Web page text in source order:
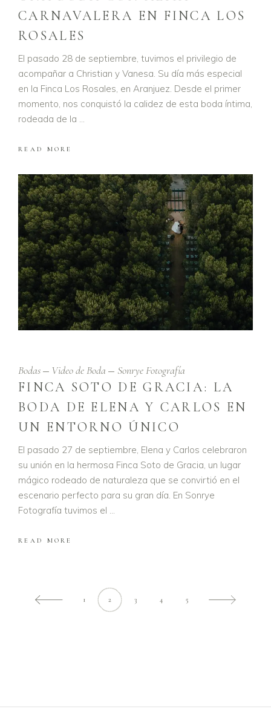
CARNAVALERA EN FINCA LOS
ROSALES
El pasado 28 de septiembre, tuvimos el privilegio de
acompañar a Christian y Vanesa. Su día más especial
en la Finca Los Rosales, en Aranjuez. Desde el primer
momento, nos conquistó la calidez de esta boda íntima,
rodeada de la
READ MORE
Bodas Video de Boda Sonrye Fotografía
FINCA SOTO DE GRACIA: LA
BODA DE ELENA Y CARLOS EN
UN ENTORNO ÚNICO
El pasado 27 de septiembre, Elena y Carlos celebraron
su unión en la hermosa Finca Soto de Gracia, un lugar
mágico rodeado de naturaleza que se convirtió en el
escenario perfecto para su gran día. En Sonrye
Fotografía tuvimos el
READ MORE
1 2 3 4 5